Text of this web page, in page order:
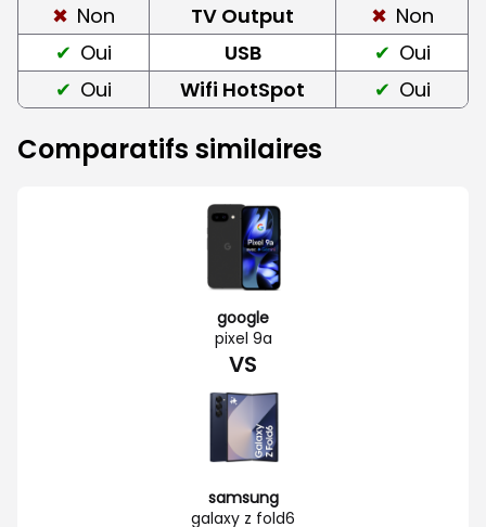
Non
TV Output
Non
Oui
USB
Oui
Oui
Wifi HotSpot Oui
Comparatifs similaires
google
pixel 9a
VS
samsung
galaxy z fold6